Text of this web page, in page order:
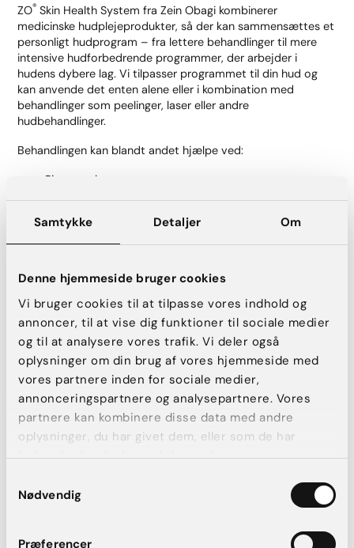
Samtykke Detaljer Om
Denne hjemmeside bruger cookies
Vi bruger cookies til at tilpasse vores indhold og
annoncer, til at vise dig funktioner til sociale medier
og til at analysere vores trafik. Vi deler også
oplysninger om din brug af vores hjemmeside med
vores partnere inden for sociale medier,
annonceringspartnere og analysepartnere. Vores
partnere kan kombinere disse data med andre
oplysninger, du har givet dem, eller som de har
indsamlet fra din brug af deres tjenester.
Nødvendig
Præferencer
ZO® Skin Health System fra Zein Obagi kombinerer
medicinske hudplejeprodukter, så der kan sammensættes et
personligt hudprogram – fra lettere behandlinger til mere
intensive hudforbedrende programmer, der arbejder i
hudens dybere lag. Vi tilpasser programmet til din hud og
kan anvende det enten alene eller i kombination med
behandlinger som peelinger, laser eller andre
hudbehandlinger.
Behandlingen kan blandt andet hjælpe ved:
Pigmentpletter
Rynker og fine linjer
Ar
Store porer
Reduceret spændstighed og elasticitet
Ujævn hudoverflade
Solskadet hud
Rød og irriteret hud
®
Skin Health System kan anvendes alene som et effektivt
hudplejeprogram eller kombineres med andre behandlinger
såsom fillere, kemiske peelinger, laserbehandlinger eller
kirurgiske indgreb.
System også bidrage til hurtigere heling efter et kirurgisk
indgreb, blandt andet fordi hudens tilstand og